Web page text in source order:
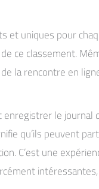
et uniques pour
ce classement.
la rencontre en
le
qu’ils peuvent
C’est une